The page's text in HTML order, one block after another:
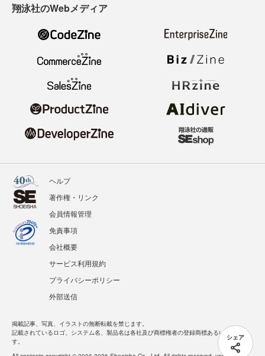
シェア
翔泳社のWebメディア
ヘルプ
著作権・リンク
会員情報管理
免責事項
会社概要
サービス利用規約
プライバシーポリシー
外部送信
掲載記事、写真、イラストの無断転載を禁じます。
記載されているロゴ、システム名、製品名は各社及び商標権者の登録商標あるいは商標で
す。